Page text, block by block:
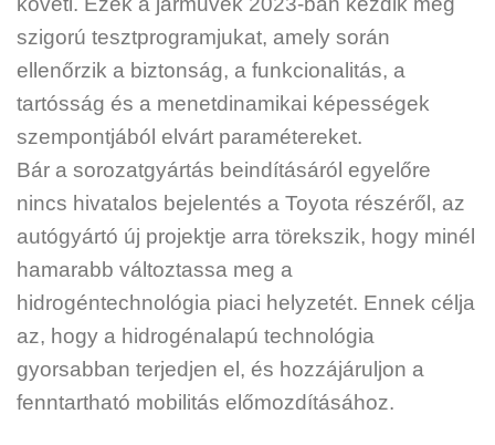
szigorú tesztprogramjukat, amely során
ellenőrzik a biztonság, a funkcionalitás, a
tartósság és a menetdinamikai képességek
szempontjából elvárt paramétereket.
Bár a sorozatgyártás beindításáról egyelőre
nincs hivatalos bejelentés a Toyota részéről, az
autógyártó új projektje arra törekszik, hogy minél
hamarabb változtassa meg a
hidrogéntechnológia piaci helyzetét. Ennek célja
az, hogy a hidrogénalapú technológia
gyorsabban terjedjen el, és hozzájáruljon a
fenntartható mobilitás előmozdításához.